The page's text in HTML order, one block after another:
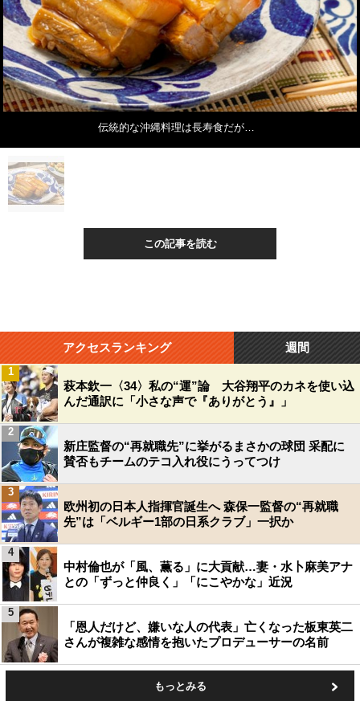
伝統的な沖縄料理は長寿食だが…
この記事を読む
アクセスランキング 週間
萩本欽一〈34〉私の“運”論 大谷翔平のカネを使い込
んだ通訳に「小さな声で『ありがとう』」
1
新庄監督の“再就職先”に挙がるまさかの球団 采配に
賛否もチームのテコ入れ役にうってつけ
2
欧州初の日本人指揮官誕生へ 森保一監督の“再就職
先”は「ベルギー1部の日系クラブ」一択か
3
中村倫也が「風、薫る」に大貢献…妻・水卜麻美アナ
との「ずっと仲良く」「にこやかな」近況
4
「恩人だけど、嫌いな人の代表」亡くなった板東英二
さんが複雑な感情を抱いたプロデューサーの名前
5
もっとみる